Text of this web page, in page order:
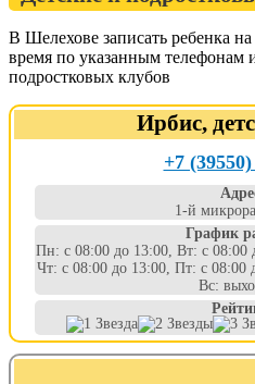
В Шелехове записать ребенка
время по указанным телефонам
подростковых клубов
Ирбис,
+7
1-й
График
Пн: с 08:00 до 13:00, Вт: с 08:00
Чт: с 08:00 до 13:00, Пт: с 08:00
Вс: